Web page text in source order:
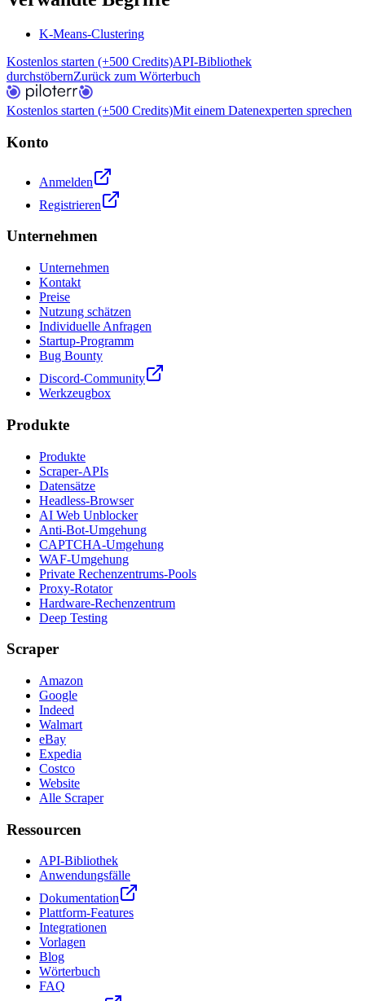
K-Means-Clustering
Kostenlos starten (+500 Credits)API-Bibliothek
durchstöbernZurück zum Wörterbuch
Kostenlos starten (+500 Credits)Mit einem Datenexperten sprechen
Konto
Anmelden
Registrieren
Unternehmen
Unternehmen
Kontakt
Preise
Nutzung schätzen
Individuelle Anfragen
Startup-Programm
Bug Bounty
Discord-Community
Werkzeugbox
Produkte
Produkte
Scraper-APIs
Datensätze
Headless-Browser
AI Web Unblocker
Anti-Bot-Umgehung
CAPTCHA-Umgehung
WAF-Umgehung
Private Rechenzentrums-Pools
Proxy-Rotator
Hardware-Rechenzentrum
Deep Testing
Scraper
Amazon
Google
Indeed
Walmart
eBay
Expedia
Costco
Website
Alle Scraper
Ressourcen
API-Bibliothek
Anwendungsfälle
Dokumentation
Plattform-Features
Integrationen
Vorlagen
Blog
Wörterbuch
FAQ